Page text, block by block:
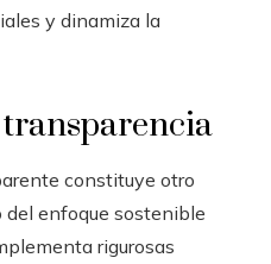
y dinamiza la
constituye otro
enfoque sostenible
rigurosas